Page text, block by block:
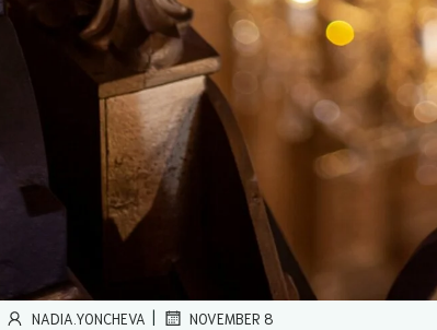
NADIA.YONCHEVA | NOVEMBER 8